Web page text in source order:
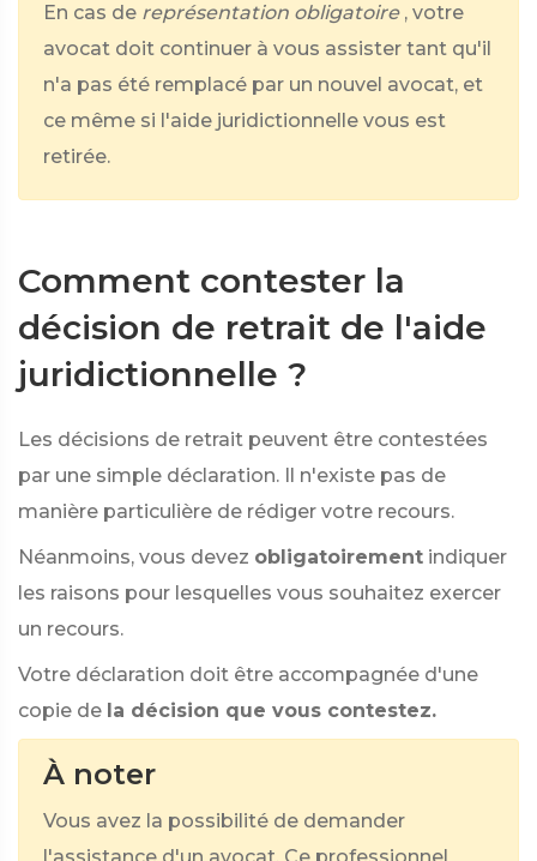
En cas de représentation obligatoire , votre
avocat doit continuer à vous assister tant qu'il
n'a pas été remplacé par un nouvel avocat, et
ce même si l'aide juridictionnelle vous est
retirée.
Comment contester la
décision de retrait de l'aide
juridictionnelle ?
Les décisions de retrait peuvent être contestées
par une simple déclaration. Il n'existe pas de
manière particulière de rédiger votre recours.
Néanmoins, vous devez obligatoirement indiquer
les raisons pour lesquelles vous souhaitez exercer
un recours.
Votre déclaration doit être accompagnée d'une
copie de la décision que vous contestez.
À noter
Vous avez la possibilité de demander